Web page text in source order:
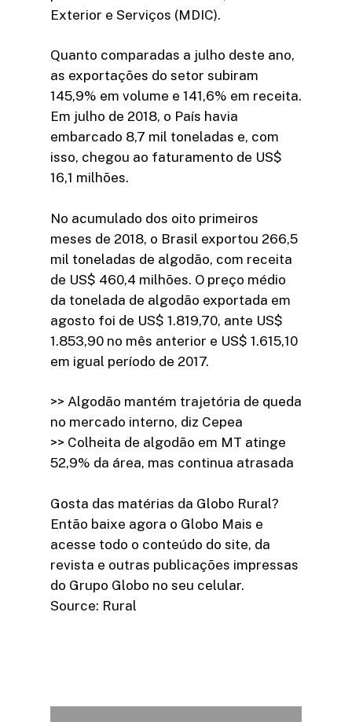
Exterior e Serviços (MDIC).
Quanto comparadas a julho deste ano,
as exportações do setor subiram
145,9% em volume e 141,6% em receita.
Em julho de 2018, o País havia
embarcado 8,7 mil toneladas e, com
isso, chegou ao faturamento de US$
16,1 milhões.
No acumulado dos oito primeiros
meses de 2018, o Brasil exportou 266,5
mil toneladas de algodão, com receita
de US$ 460,4 milhões. O preço médio
da tonelada de algodão exportada em
agosto foi de US$ 1.819,70, ante US$
1.853,90 no mês anterior e US$ 1.615,10
em igual período de 2017.
>> Algodão mantém trajetória de queda
no mercado interno, diz Cepea
>> Colheita de algodão em MT atinge
52,9% da área, mas continua atrasada
Gosta das matérias da Globo Rural?
Então baixe agora o Globo Mais e
acesse todo o conteúdo do site, da
revista e outras publicações impressas
do Grupo Globo no seu celular.
Source: Rural